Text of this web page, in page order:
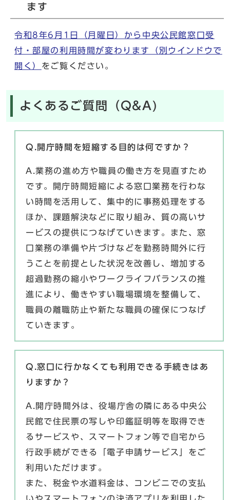
ます
令和8年6月1日（月曜日）から中央公民館窓口受
付・部屋の利用時間が変わります
（別ウインドウで
開く） をご覧ください。
よくあるご質問（Q&A)
Q.開庁時間を短縮する目的は何ですか？
A.業務の進め方や職員の働き方を見直すため
です。開庁時間短縮による窓口業務を行わな
い時間を活用して、集中的に事務処理をする
ほか、課題解決などに取り組み、質の高いサ
ービスの提供につなげていきます。また、窓
口業務の準備や片づけなどを勤務時間外に行
うことを前提とした状況を改善し、増加する
超過勤務の縮小やワークライフバランスの推
進により、働きやすい職場環境を整備して、
職員の離職防止や新たな職員の確保につなげ
ていきます。
Q.窓口に行かなくても利用できる手続きはあ
りますか？
A.開庁時間外は、役場庁舎の隣にある中央公
民館で住民票の写しや印鑑証明等を取得でき
るサービスや、スマートフォン等で自宅から
行政手続ができる「電子申請サービス」をご
利用いただけます。
また、税金や水道料金は、コンビニでの支払